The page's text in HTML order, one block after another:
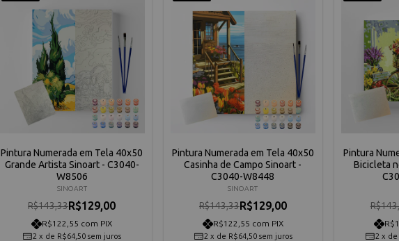
Pintura Numerada em Tela 40x50
Grande Artista Sinoart - C3040-
W8506
SINOART
R$143,33R$129,00
R$122,55 com PIX
2 x de R$64,50 sem juros
Pintura Numerada em Tela 40x50
Casinha de Campo Sinoart -
C3040-W8448
SINOART
R$143,33R$129,00
R$122,55 com PIX
2 x de R$64,50 sem juros
Pintura
Bicicleta
2 x de